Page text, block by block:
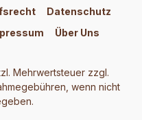
Datenschutz
Über Uns
Mehrwertsteuer zzgl.
wenn nicht